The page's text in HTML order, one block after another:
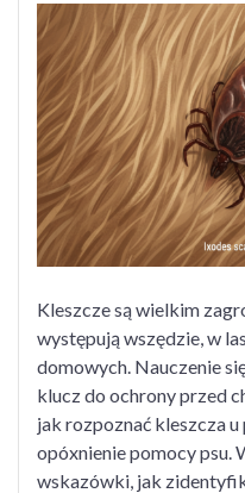
Kleszcze są wielkim
występują wszędzie, w
domowych. Nauczenie
klucz do ochrony przed
jak rozpoznać kleszcza
opóxnienie pomocy psu.
wskazówki, jak